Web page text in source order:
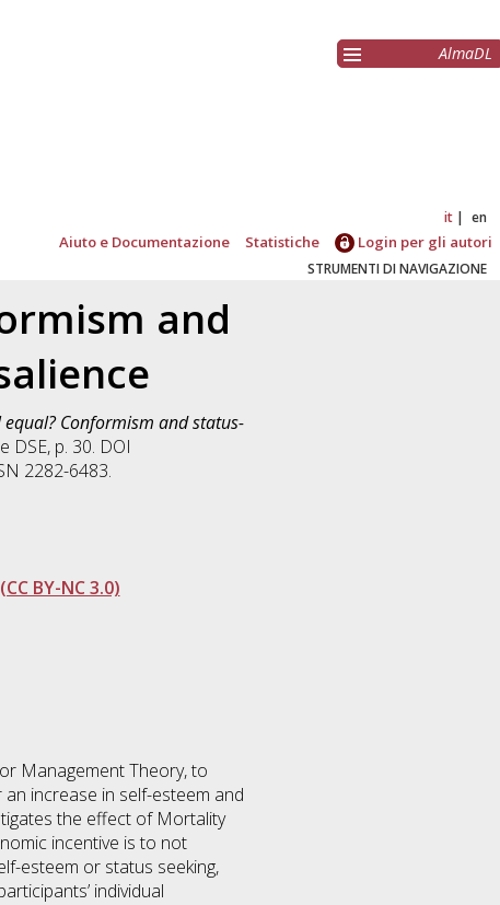
AlmaDL
it en
Aiuto e Documentazione Statistiche Login per gli autori
STRUMENTI DI NAVIGAZIONE
and
Conformism and status-
DSE, p. 30. DOI
2282-6483.
BY-NC 3.0)
Management Theory, to
increase in self-esteem and
the effect of Mortality
incentive is to not
esteem or status seeking,
individual